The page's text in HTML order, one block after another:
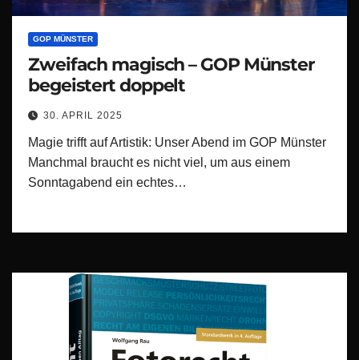
GOP MÜNSTER
Zweifach magisch – GOP Münster
begeistert doppelt
30. APRIL 2025
Magie trifft auf Artistik: Unser Abend im GOP Münster
Manchmal braucht es nicht viel, um aus einem
Sonntagabend ein echtes…